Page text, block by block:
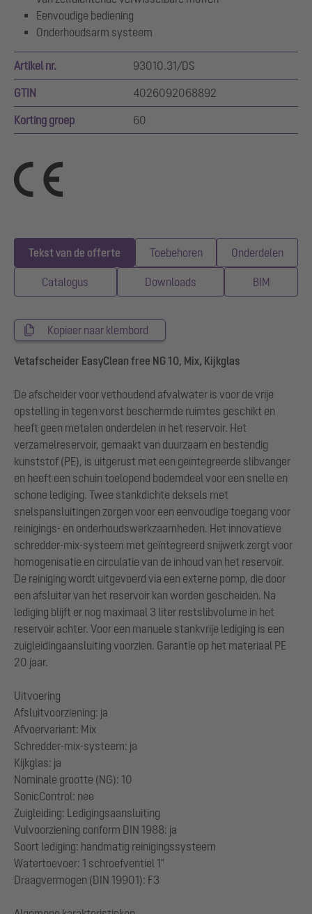
Eenvoudige bediening
Onderhoudsarm systeem
Artikel nr. 93010.31/DS
GTIN 4026092068892
Korting groep 60
Tekst van de offerte Toebehoren Onderdelen
Catalogus Downloads BIM
Kopieer naar klembord
Vetafscheider EasyClean free NG 10, Mix, Kijkglas
De afscheider voor vethoudend afvalwater is voor de vrije
opstelling in tegen vorst beschermde ruimtes geschikt en
heeft geen metalen onderdelen in het reservoir. Het
verzamelreservoir, gemaakt van duurzaam en bestendig
kunststof (PE), is uitgerust met een geïntegreerde slibvanger
en heeft een schuin toelopend bodemdeel voor een snelle en
schone lediging. Twee stankdichte deksels met
snelspansluitingen zorgen voor een eenvoudige toegang voor
reinigings- en onderhoudswerkzaamheden. Het innovatieve
schredder-mix-systeem met geïntegreerd snijwerk zorgt voor
homogenisatie en circulatie van de inhoud van het reservoir.
De reiniging wordt uitgevoerd via een externe pomp, die door
een afsluiter van het reservoir kan worden gescheiden. Na
lediging blijft er nog maximaal 3 liter restslibvolume in het
reservoir achter. Voor een manuele stankvrije lediging is een
zuigleidingaansluiting voorzien. Garantie op het materiaal PE
20 jaar.
Uitvoering
Afsluitvoorziening: ja
Afvoervariant: Mix
Schredder-mix-systeem: ja
Kijkglas: ja
Nominale grootte (NG): 10
SonicControl: nee
Zuigleiding: Ledigingsaansluiting
Vulvoorziening conform DIN 1988: ja
Soort lediging: handmatig reinigingssysteem
Watertoevoer: 1 schroefventiel 1"
Draagvermogen (DIN 19901): F3